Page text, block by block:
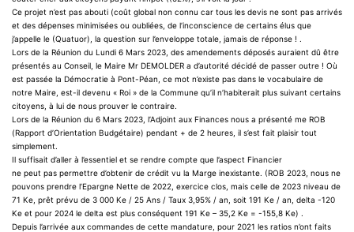
Ce projet n’est pas abouti (coût global non connu car tous les devis ne sont pas arrivés
et des dépenses minimisées ou oubliées, de l’inconscience de certains élus que
j’appelle le (Quatuor), la question sur l’enveloppe totale, jamais de réponse ! .
Lors de la Réunion du Lundi 6 Mars 2023, des amendements déposés auraient dû être
présentés au Conseil, le Maire Mr DEMOLDER a d’autorité décidé de passer outre ! Où
est passée la Démocratie à Pont-Péan, ce mot n’existe pas dans le vocabulaire de
notre Maire, est-il devenu « Roi » de la Commune qu’il n’habiterait plus suivant certains
citoyens, à lui de nous prouver le contraire.
Lors de la Réunion du 6 Mars 2023, l’Adjoint aux Finances nous a présenté me ROB
(Rapport d’Orientation Budgétaire) pendant + de 2 heures, il s’est fait plaisir tout
simplement.
Il suffisait d’aller à l’essentiel et se rendre compte que l’aspect Financier
ne peut pas permettre d’obtenir de crédit vu la Marge inexistante. (ROB 2023, nous ne
pouvons prendre l’Epargne Nette de 2022, exercice clos, mais celle de 2023 niveau de
71 Ke, prêt prévu de 3 000 Ke / 25 Ans / Taux 3,95% / an, soit 191 Ke / an, delta -120
Ke et pour 2024 le delta est plus conséquent 191 Ke – 35,2 Ke = -155,8 Ke) .
Depuis l’arrivée aux commandes de cette mandature, pour 2021 les ratios n’ont faits